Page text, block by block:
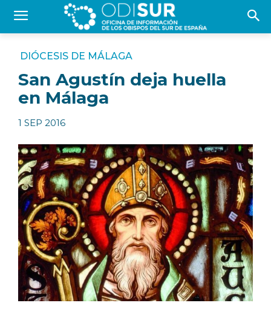
DIÓCESIS DE MÁLAGA
San Agustín deja huella
en Málaga
1 SEP 2016